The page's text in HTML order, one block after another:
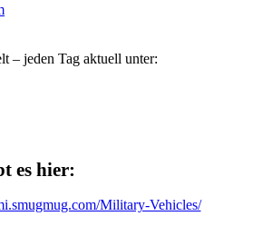
– jeden Tag aktuell unter:
es hier:
Military-Vehicles/